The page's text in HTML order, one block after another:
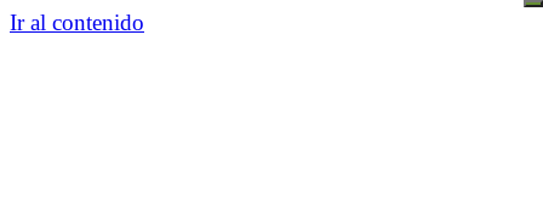
Ir al contenido